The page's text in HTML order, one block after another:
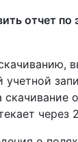
отчет по
через